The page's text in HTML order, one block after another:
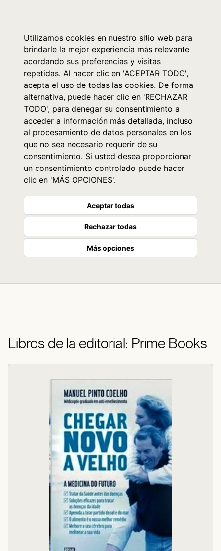
Utilizamos cookies en nuestro sitio web para
brindarle la mejor experiencia más relevante
acordando sus preferencias y visitas
repetidas. Al hacer clic en 'ACEPTAR TODO',
acepta el uso de todas las cookies. De forma
alternativa, puede hacer clic en 'RECHAZAR
TODO', para denegar su consentimiento a
acceder a información más detallada, incluso
al procesamiento de datos personales en los
que no sea necesario requerir de su
consentimiento. Si usted desea proporcionar
un consentimiento controlado puede hacer
clic en 'MÁS OPCIONES'.
Aceptar todas
Rechazar todas
Más opciones
Libros de la editorial: Prime Books